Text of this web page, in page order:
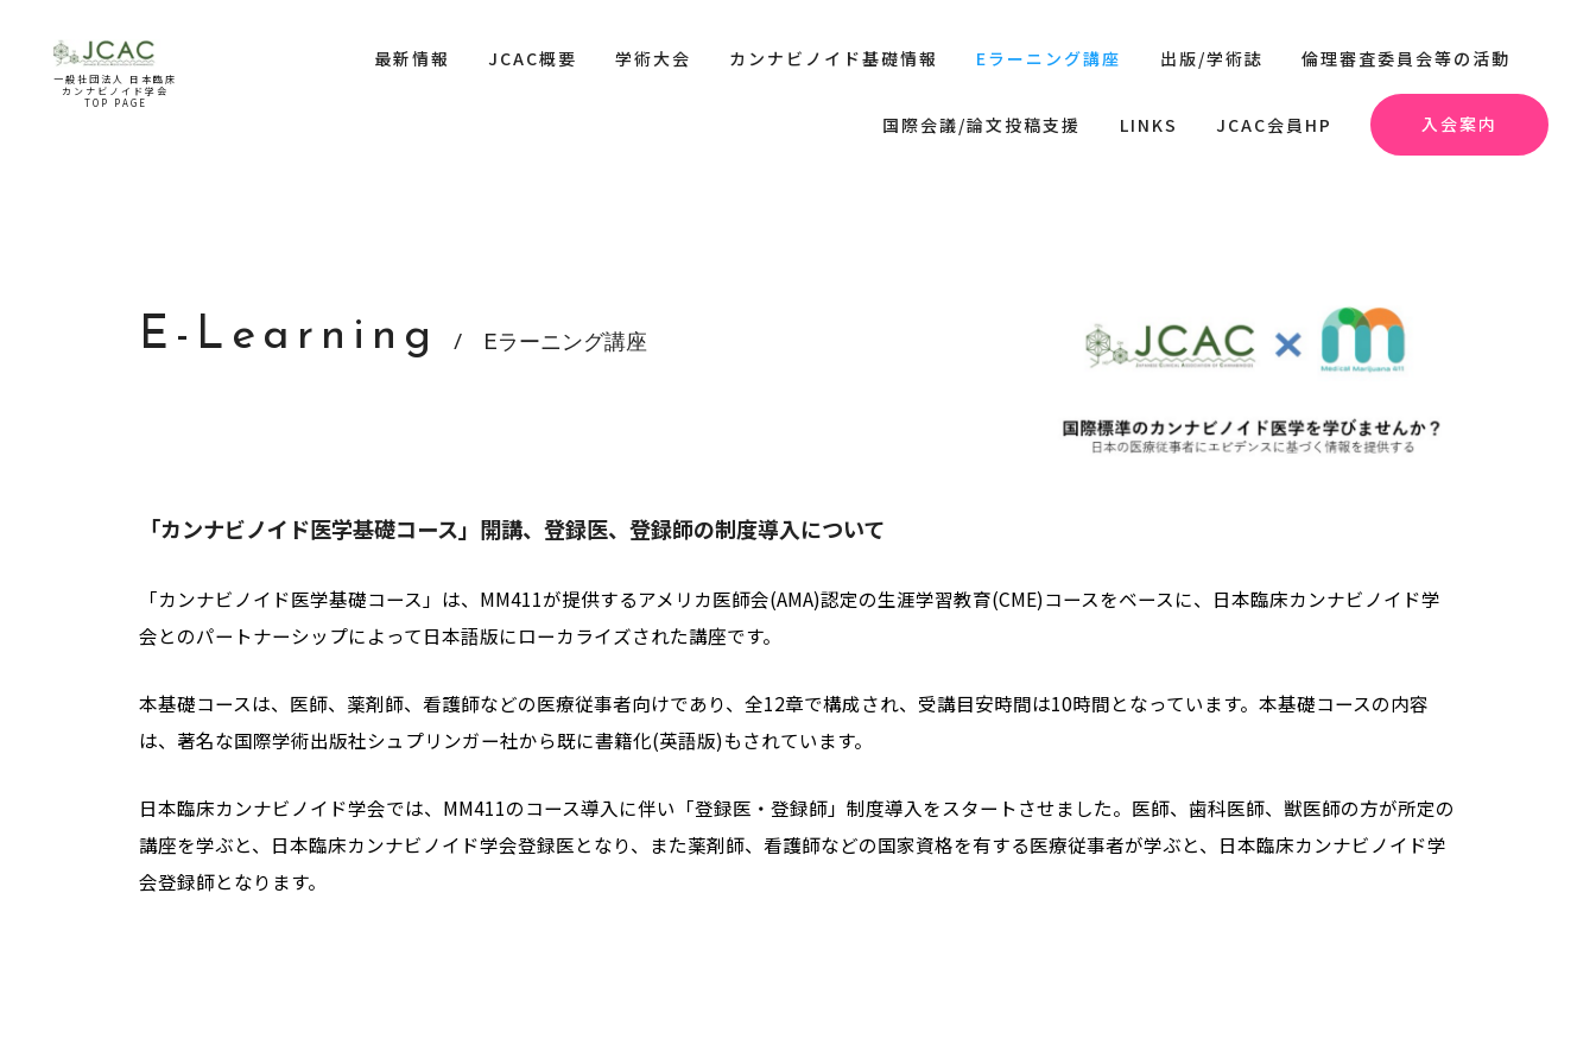
一般社団法人 日本臨床
カンナビノイド学会
TOP PAGE
最新情報 JCAC概要 学術大会 カンナビノイド基礎情報 Eラーニング講座 出版/学術誌 倫理審査委員会等の活動
国際会議/論文投稿支援 LINKS JCAC会員HP 入会案内
E-Learning / Eラーニング講座
「カンナビノイド医学基礎コース」開講、登録医、登録師の制度導入について
「カンナビノイド医学基礎コース」は、MM411が提供するアメリカ医師会(AMA)認定の生涯学習教育(CME)コースをベースに、日本臨床カンナビノイド学
会とのパートナーシップによって日本語版にローカライズされた講座です。
本基礎コースは、医師、薬剤師、看護師などの医療従事者向けであり、全12章で構成され、受講目安時間は10時間となっています。本基礎コースの内容
は、著名な国際学術出版社シュプリンガー社から既に書籍化(英語版)もされています。
日本臨床カンナビノイド学会では、MM411のコース導入に伴い「登録医・登録師」制度導入をスタートさせました。医師、歯科医師、獣医師の方が所定の
講座を学ぶと、日本臨床カンナビノイド学会登録医となり、また薬剤師、看護師などの国家資格を有する医療従事者が学ぶと、日本臨床カンナビノイド学
会登録師となります。